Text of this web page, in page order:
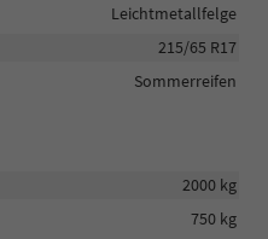
Leichtmetallfelge
215/65 R17
Sommerreifen
2000 kg
750 kg